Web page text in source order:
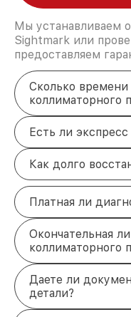
Мы устанавливаем
Sightmark или
предоставляем
Сколько времени
коллиматорного
Есть ли
Как долго
Платная ли
Окончательная
коллиматорного
Даете ли
детали?